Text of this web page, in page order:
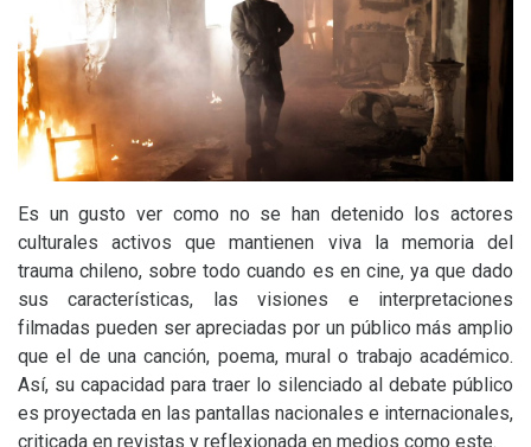
Es un gusto ver como no se han detenido los actores
culturales activos que mantienen viva la memoria del
trauma chileno, sobre todo cuando es en cine, ya que dado
sus características, las visiones e interpretaciones
filmadas pueden ser apreciadas por un público más amplio
que el de una canción, poema, mural o trabajo académico.
Así, su capacidad para traer lo silenciado al debate público
es proyectada en las pantallas nacionales e internacionales,
criticada en revistas y reflexionada en medios como este.